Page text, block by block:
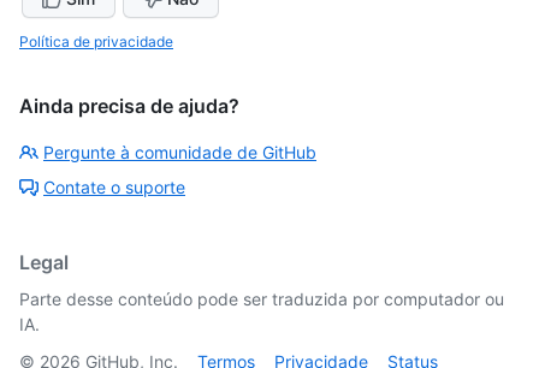
Política de privacidade
Ainda precisa de ajuda?
Pergunte à comunidade de GitHub
Contate o suporte
Legal
Parte desse conteúdo pode ser traduzida por computador ou
IA.
© 2026 GitHub, Inc. Termos Privacidade Status